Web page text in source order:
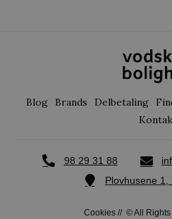
Blog Brands Delbetaling
98 29 31 88
Plovhusene 1,
Cookies // © All